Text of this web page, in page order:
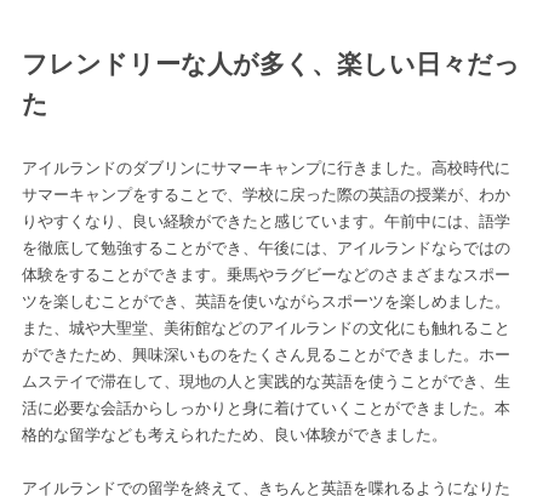
フレンドリーな人が多く、楽しい日々だっ
た
アイルランドのダブリンにサマーキャンプに行きました。高校時代に
サマーキャンプをすることで、学校に戻った際の英語の授業が、わか
りやすくなり、良い経験ができたと感じています。午前中には、語学
を徹底して勉強することができ、午後には、アイルランドならではの
体験をすることができます。乗馬やラグビーなどのさまざまなスポー
ツを楽しむことができ、英語を使いながらスポーツを楽しめました。
また、城や大聖堂、美術館などのアイルランドの文化にも触れること
ができたため、興味深いものをたくさん見ることができました。ホー
ムステイで滞在して、現地の人と実践的な英語を使うことができ、生
活に必要な会話からしっかりと身に着けていくことができました。本
格的な留学なども考えられたため、良い体験ができました。
アイルランドでの留学を終えて、きちんと英語を喋れるようになりた